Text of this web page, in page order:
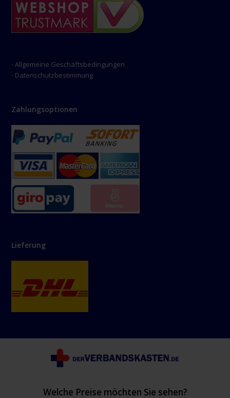
- Allgemeine Geschäftsbedingungen
- Datenschutzbestimmung
Zahlungsoptionen
Lieferung
Welche Preise möchten Sie sehen?